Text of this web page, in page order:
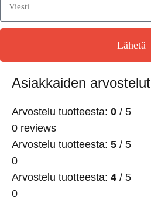
Lähetä
Asiakkaiden arvostelut
Arvostelu tuotteesta: 0 / 5
0 reviews
Arvostelu tuotteesta: 5 / 5
0
Arvostelu tuotteesta: 4 / 5
0